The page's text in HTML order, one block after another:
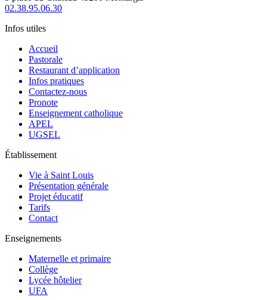
02.38.95.06.30
Infos utiles
Accueil
Pastorale
Restaurant d’application
Infos pratiques
Contactez-nous
Pronote
Enseignement catholique
APEL
UGSEL
Établissement
Vie à Saint Louis
Présentation générale
Projet éducatif
Tarifs
Contact
Enseignements
Maternelle et primaire
Collège
Lycée hôtelier
UFA